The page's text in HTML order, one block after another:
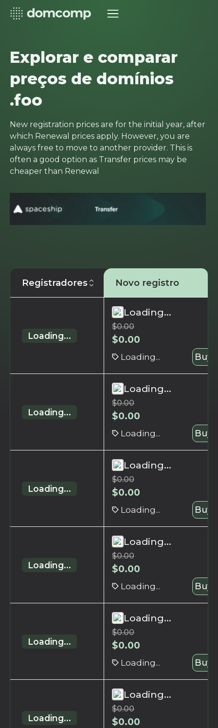
Explorar e comparar
preços de domínios
.foo
New registration prices are for the initial year, after
which Renewal prices apply. However, you are
always free to move to another provider. This is
often a good option as Transfer prices may be
cheaper than Renewal
Registradores Novo registro
Loading...
Loading...
$0.00
$0.00
Loading... Buy
Loading...
Loading...
$0.00
$0.00
Loading... Buy
Loading...
Loading...
$0.00
$0.00
Loading... Buy
Loading...
Loading...
$0.00
$0.00
Loading... Buy
Loading...
Loading...
$0.00
$0.00
Loading... Buy
Loading...
Loading...
$0.00
$0.00